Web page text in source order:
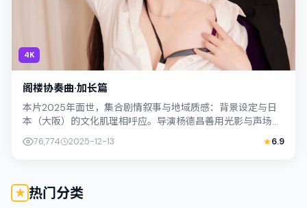
4K
阁楼协奏曲·加长篇
本片2025年面世，集合剧情叙事与地域质感：背景设定与日
本（大阪）的文化肌理相呼应。导演杨德昌善用光影与声场塑
造孤独感，李康生饰演角色的抉择牵动...
76,774 2025-12-13 6.9
热门分类